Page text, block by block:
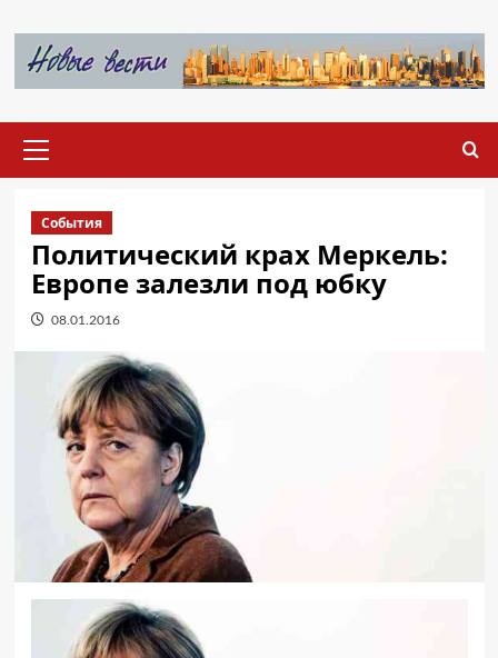
содержимому
меню
События
Политический крах Меркель:
Европе залезли под юбку
08.01.2016